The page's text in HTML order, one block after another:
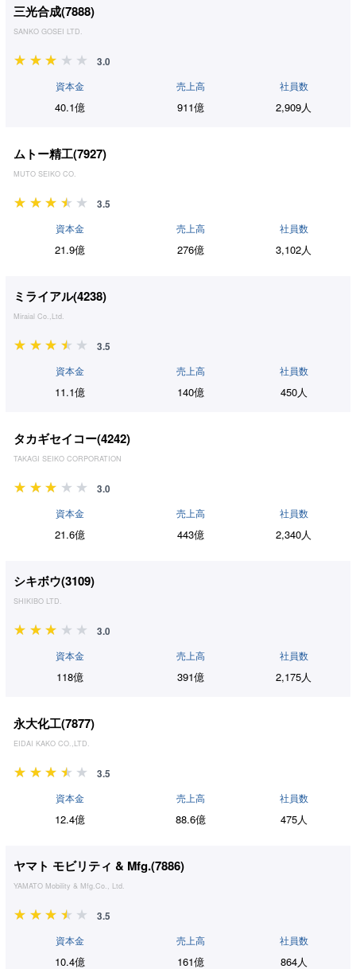
三光合成(7888)
SANKO GOSEI LTD.
3.0
資本金
40.1億
売上高
911億
社員数
2,909人
ムトー精工(7927)
MUTO SEIKO CO.
3.5
資本金
21.9億
売上高
276億
社員数
3,102人
ミライアル(4238)
Miraial Co.,Ltd.
3.5
資本金
11.1億
売上高
140億
社員数
450人
タカギセイコー(4242)
TAKAGI SEIKO CORPORATION
3.0
資本金
21.6億
売上高
443億
社員数
2,340人
シキボウ(3109)
SHIKIBO LTD.
3.0
資本金
118億
売上高
391億
社員数
2,175人
永大化工(7877)
EIDAI KAKO CO.,LTD.
3.5
資本金
12.4億
売上高
88.6億
社員数
475人
ヤマト モビリティ & Mfg.(7886)
YAMATO Mobility & Mfg.Co., Ltd.
3.5
資本金
10.4億
売上高
161億
社員数
864人